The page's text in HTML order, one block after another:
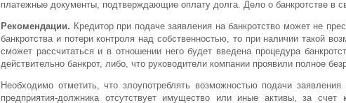
платежные документы, подтверждающие оплату долга. Дело о банкротстве в
Рекомендации. Кредитор при подаче заявления на банкротство может не
банкротства и потери контроля над собственностью, то при наличии такой
сможет рассчитаться и в отношении него будет введена процедура
действительно банкрот, либо, что руководители компании проявили полное
Необходимо отметить, что злоупотреблять возможностью подачи
предприятия-должника отсутствует имущество или иные активы, за